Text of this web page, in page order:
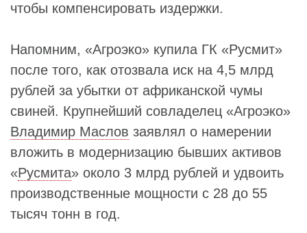
чтобы компенсировать издержки.
Напомним, «Агроэко» купила ГК «Русмит»
после того, как отозвала иск на 4,5 млрд
рублей за убытки от африканской чумы
свиней. Крупнейший совладелец «Агроэко»
Владимир Маслов заявлял о намерении
вложить в модернизацию бывших активов
«Русмита» около 3 млрд рублей и удвоить
производственные мощности с 28 до 55
тысяч тонн в год.